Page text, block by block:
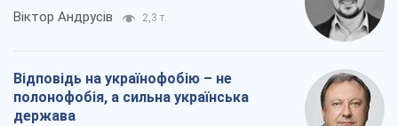
Віктор Андрусів 2,3 т.
Відповідь на українофобію – не
полонофобія, а сильна українська
держава